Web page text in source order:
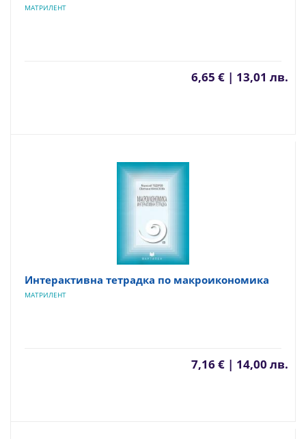
МАТРИЛЕНТ
6,65 € | 13,01 лв.
Интерактивна тетрадка по макроикономика
МАТРИЛЕНТ
7,16 € | 14,00 лв.